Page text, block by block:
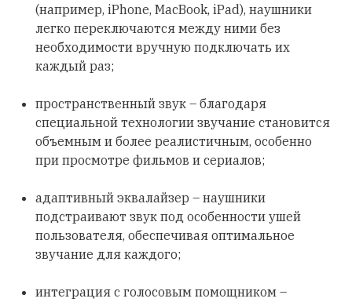
(например, iPhone, MacBook, iPad), наушники
легко переключаются между ними без
необходимости вручную подключать их
каждый раз;
пространственный звук – благодаря
специальной технологии звучание становится
объемным и более реалистичным, особенно
при просмотре фильмов и сериалов;
адаптивный эквалайзер – наушники
подстраивают звук под особенности ушей
пользователя, обеспечивая оптимальное
звучание для каждого;
интеграция с голосовым помощником –